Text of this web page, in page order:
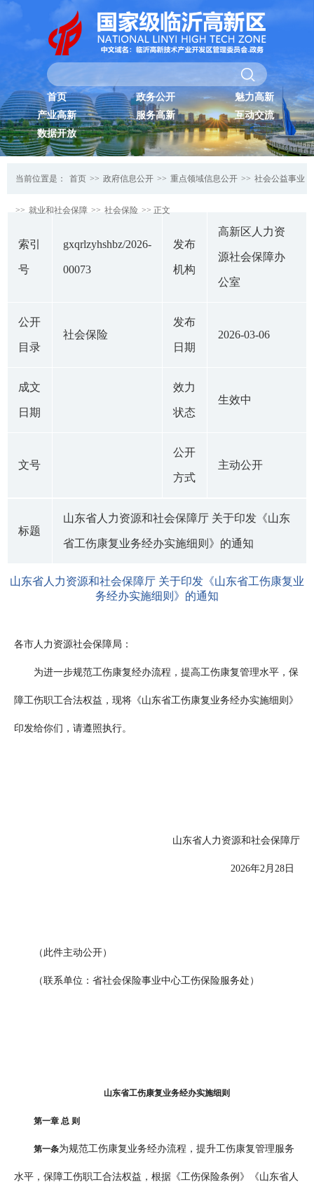
首页 政务公开
魅力高新
产业高新
服务高新
互动交流
数据开放
当前位置是： 首页 >> 政府信息公开 >> 重点领域信息公开 >> 社会公益事业
>> 就业和社会保障 >> 社会保险 >> 正文
索引
号
gxqrlzyhshbz/2026-
00073
发布
机构
高新区人力资
源社会保障办
公室
公开
目录
社会保险
发布
日期
2026-03-06
成文
日期
效力
状态
生效中
文号
公开
方式
主动公开
标题
山东省人力资源和社会保障厅 关于印发《山东
省工伤康复业务经办实施细则》的通知
山东省人力资源和社会保障厅 关于印发《山东省工伤康复业
务经办实施细则》的通知
各市人力资源社会保障局：
为进一步规范工伤康复经办流程，提高工伤康复管理水平，保
障工伤职工合法权益，现将《山东省工伤康复业务经办实施细则》
印发给你们，请遵照执行。
山东省人力资源和社会保障厅
2026年2月28日
（此件主动公开）
（联系单位：省社会保险事业中心工伤保险服务处）
山东省工伤康复业务经办实施细则
第一章 总 则
第一条为规范工伤康复业务经办流程，提升工伤康复管理服务
水平，保障工伤职工合法权益，根据《工伤保险条例》《山东省人